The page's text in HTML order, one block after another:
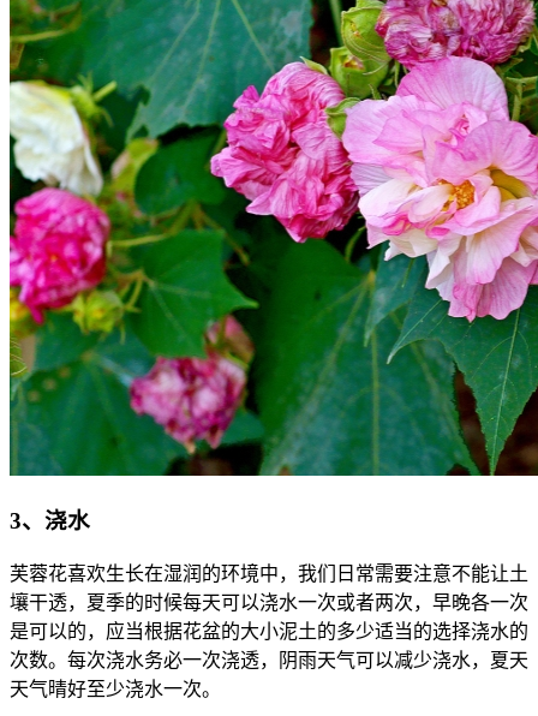
3、浇水
芙蓉花喜欢生长在湿润的环境中，我们日常需要注意不能让土
壤干透，夏季的时候每天可以浇水一次或者两次，早晚各一次
是可以的，应当根据花盆的大小泥土的多少适当的选择浇水的
次数。每次浇水务必一次浇透，阴雨天气可以减少浇水，夏天
天气晴好至少浇水一次。